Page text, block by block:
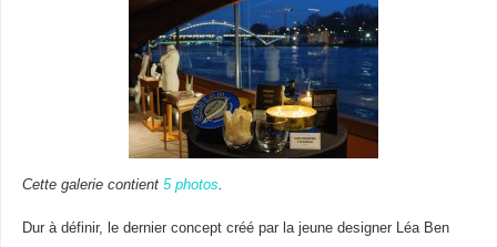
Cette galerie contient 5 photos.
Dur à définir, le dernier concept créé par la jeune designer Léa Ben